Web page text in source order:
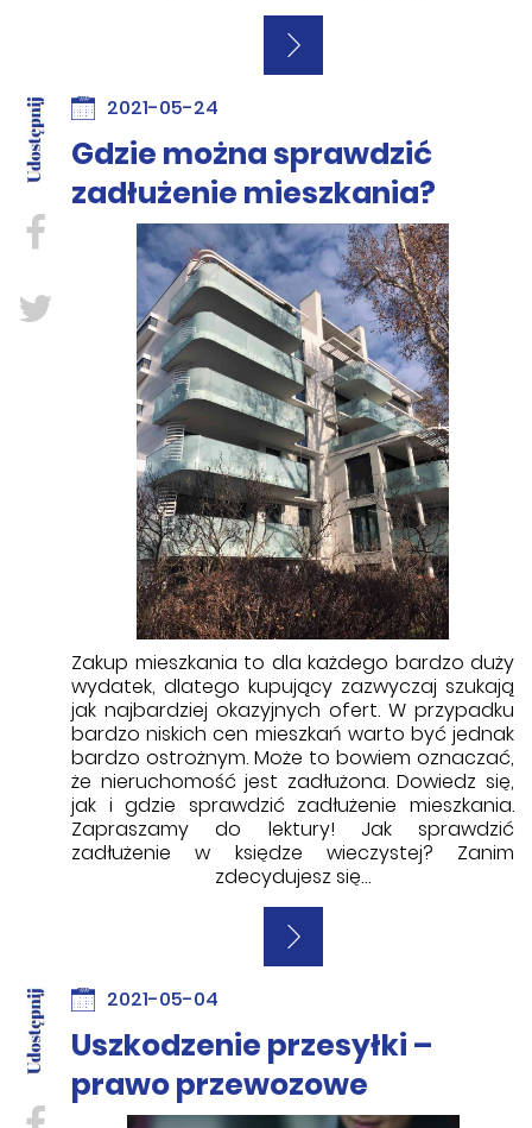
2021-05-24
Gdzie można sprawdzić
zadłużenie mieszkania?
Zakup mieszkania to dla każdego bardzo duży
wydatek, dlatego kupujący zazwyczaj szukają
jak najbardziej okazyjnych ofert. W przypadku
bardzo niskich cen mieszkań warto być jednak
bardzo ostrożnym. Może to bowiem oznaczać,
że nieruchomość jest zadłużona. Dowiedz się,
jak i gdzie sprawdzić zadłużenie mieszkania.
Zapraszamy do lektury! Jak sprawdzić
zadłużenie w księdze wieczystej? Zanim
zdecydujesz się…
2021-05-04
Uszkodzenie przesyłki –
prawo przewozowe